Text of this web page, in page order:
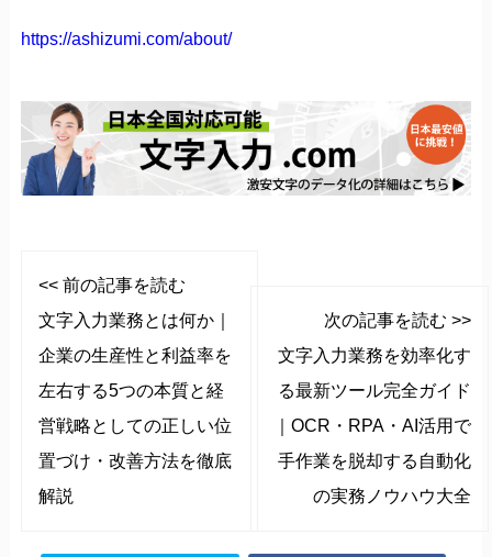
https://ashizumi.com/about/
<< 前の記事を読む
文字入力業務とは何か｜
企業の生産性と利益率を
左右する5つの本質と経
営戦略としての正しい位
置づけ・改善方法を徹底
解説
次の記事を読む >>
文字入力業務を効率化す
る最新ツール完全ガイド
｜OCR・RPA・AI活用で
手作業を脱却する自動化
の実務ノウハウ大全